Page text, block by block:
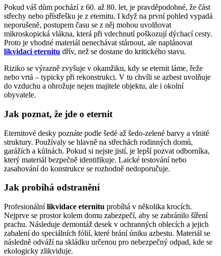
poznat
spolehlivou
firmu
Pokud váš dům pochází z 60. až 80. let, je pravděpodobné, že část
střechy nebo přístřešku je z eternitu. I když na první pohled vypadá
neporušeně, postupem času se z něj mohou uvolňovat
mikroskopická vlákna, která při vdechnutí poškozují dýchací cesty.
Proto je vhodné materiál nenechávat stárnout, ale naplánovat
likvidaci eternitu dřív, než se dostane do kritického stavu.
Riziko se výrazně zvyšuje v okamžiku, kdy se eternit láme, řeže
nebo vrtá – typicky při rekonstrukci. V tu chvíli se azbest uvolňuje
do vzduchu a ohrožuje nejen majitele objektu, ale i okolní
obyvatele.
Jak poznat, že jde o eternit
Eternitové desky poznáte podle šedé až šedo-zelené barvy a vlnité
struktury. Používaly se hlavně na střechách rodinných domů,
garážích a kůlnách. Pokud si nejste jistí, je lepší pozvat odborníka,
který materiál bezpečně identifikuje. Laické testování nebo
zasahování do konstrukce se rozhodně nedoporučuje.
Jak probíhá odstranění
Profesionálnílikvidace eternitu probíhá v několika krocích.
Nejprve se prostor kolem domu zabezpečí, aby se zabránilo šíření
prachu. Následuje demontáž desek v ochranných oblecích a jejich
zabalení do speciálních fólií, které brání úniku azbestu. Materiál se
následně odváží na skládku určenou pro nebezpečný odpad, kde se
ekologicky zlikviduje.